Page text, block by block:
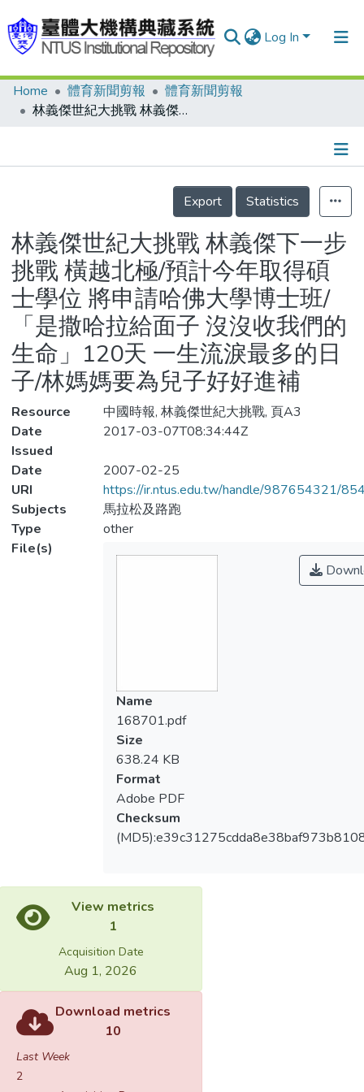
Log In
Communities & Collections
Statistics
Home 體育新聞剪報
體育新聞剪報
林義傑世紀大挑戰 林義傑下一步挑戰 橫越北極/預計今年取得碩士學位 將申請哈佛大學博士班/「是撒哈拉給面子 沒沒收我們的生命」120天 一生流淚最多的日子/林媽媽要為兒子好好進補
Details
Export
Statistics
林義傑世紀大挑戰 林義傑下一步
挑戰 橫越北極/預計今年取得碩
士學位 將申請哈佛大學博士班/
「是撒哈拉給面子 沒沒收我們的
生命」120天 一生流淚最多的日
子/林媽媽要為兒子好好進補
Resource
中國時報, 林義傑世紀大挑戰, 頁A3
Date
Issued
2017-03-07T08:34:44Z
Date
2007-02-25
URI
https://ir.ntus.edu.tw/handle/987654321/
Subjects
馬拉松及路跑
Type
other
File(s)
Name
168701.pdf
Size
638.24 KB
Format
Adobe PDF
Checksum
View metrics
1
Acquisition Date
Aug 1, 2026
Download metrics
10
Last Week
2